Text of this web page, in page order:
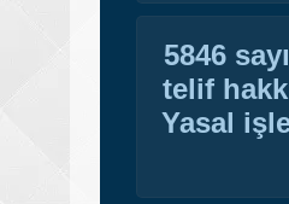
5846
telif
Yasal